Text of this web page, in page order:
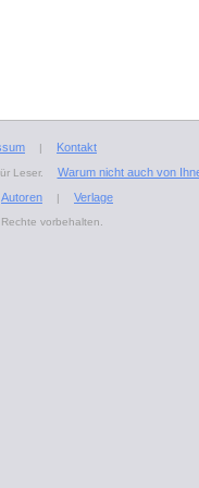
| Kontakt
Leser.
Warum nicht auch von
Autoren | Verlage
vorbehalten.